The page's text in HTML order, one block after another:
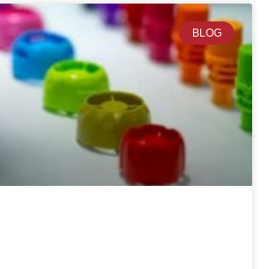
BLOG